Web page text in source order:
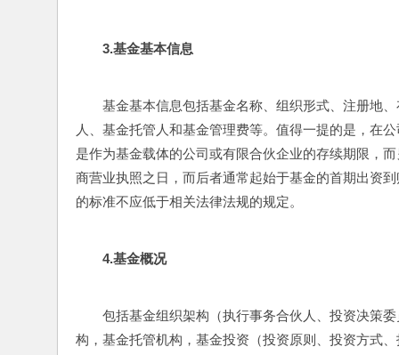
3.基金基本信息
基金基本信息包括基金名称、组织形式、注册地
人、基金托管人和基金管理费等。值得一提的是，在
是作为基金载体的公司或有限合伙企业的存续期限，
商营业执照之日，而后者通常起始于基金的首期出资
的标准不应低于相关法律法规的规定。
4.基金概况
包括基金组织架构（执行事务合伙人、投资决策
构，基金托管机构，基金投资（投资原则、投资方式